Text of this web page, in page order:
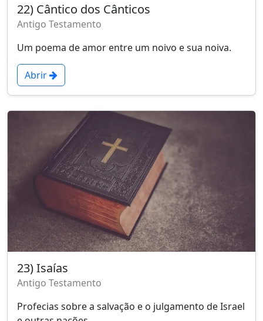
22) Cântico dos Cânticos
Antigo Testamento
Um poema de amor entre um noivo e sua noiva.
Abrir
23) Isaías
Antigo Testamento
Profecias sobre a salvação e o julgamento de Israel